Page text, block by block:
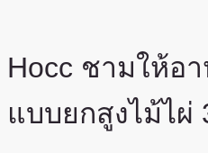
Hocc ชามให้อ
แบบยกสูงไม้ไผ่